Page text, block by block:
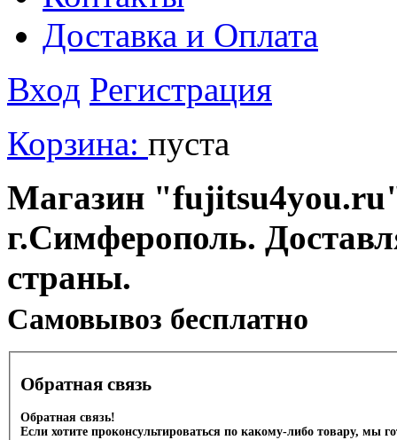
Доставка и Оплата
Вход Регистрация
Корзина: пуста
Магазин
г.Симферополь.
страны.
Cамовывоз бесплатно
Обратная связь
Обратная связь!
Если хотите проконсультироваться по какому-либо товару, мы